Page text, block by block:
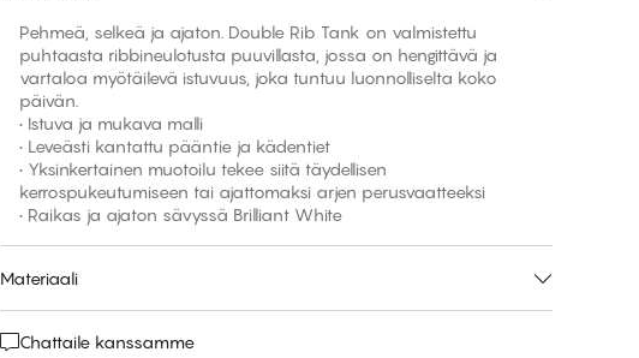
Pehmeä, selkeä ja ajaton. Double Rib Tank on valmistettu
puhtaasta ribbineulotusta puuvillasta, jossa on hengittävä ja
vartaloa myötäilevä istuvuus, joka tuntuu luonnolliselta koko
päivän.
• Istuva ja mukava malli
• Leveästi kantattu pääntie ja kädentiet
• Yksinkertainen muotoilu tekee siitä täydellisen
kerrospukeutumiseen tai ajattomaksi arjen perusvaatteeksi
• Raikas ja ajaton sävyssä Brilliant White
Materiaali
Chattaile kanssamme